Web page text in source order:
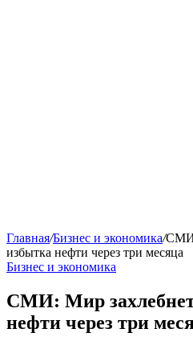
Главная/Бизнес и экономика/СМИ:
избытка нефти через три месяца
Бизнес и экономика
СМИ: Мир
нефти через три